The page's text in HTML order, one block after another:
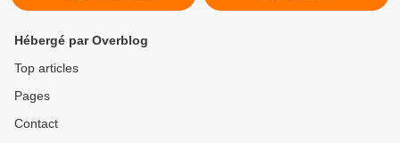
Hébergé par Overblog
Top articles
Pages
Contact